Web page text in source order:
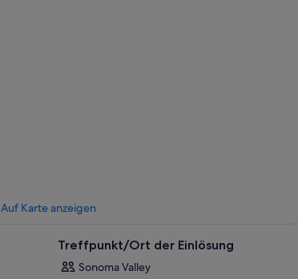
Auf Karte anzeigen
Treffpunkt/Ort der Einlösung
Sonoma Valley